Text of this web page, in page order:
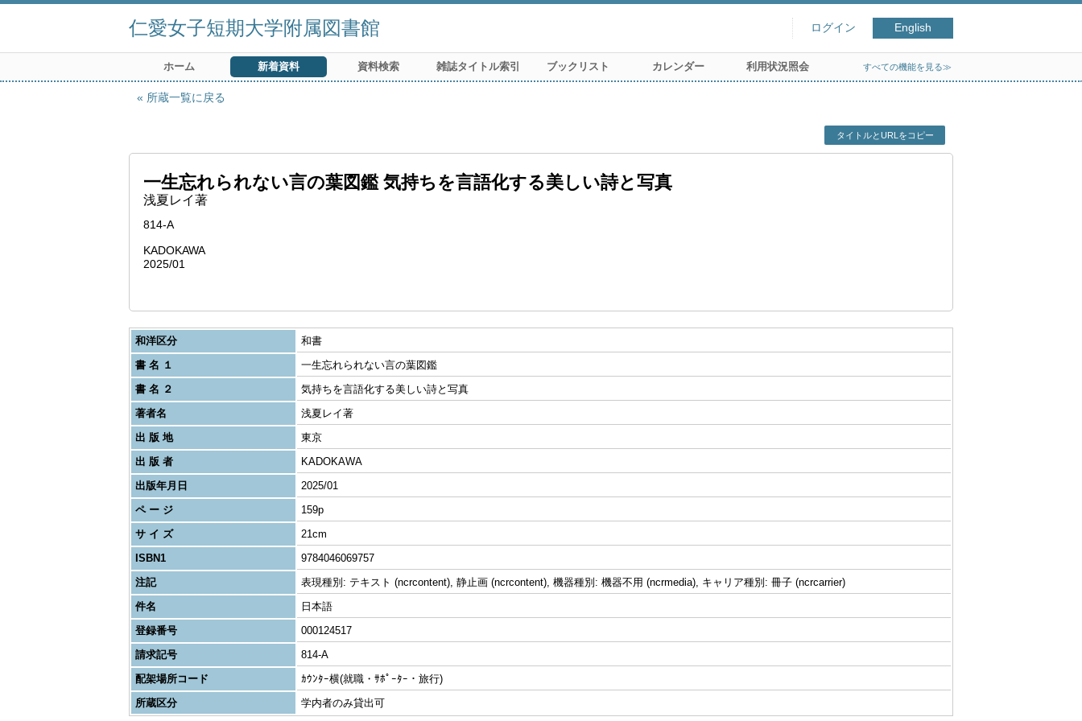
仁愛女子短期大学附属図書館 ログイン English
ホーム 新着資料 資料検索 雑誌タイトル索引 ブックリスト カレンダー 利用状況照会 すべての機能を見る≫
所蔵一覧に戻る
タイトルとURLをコピー
一生忘れられない言の葉図鑑 気持ちを言語化する美しい詩と写真
浅夏レイ著
814-A
KADOKAWA
2025/01
和洋区分
和書
書 名 １
一生忘れられない言の葉図鑑
書 名 ２
気持ちを言語化する美しい詩と写真
著者名
浅夏レイ著
出 版 地
東京
出 版 者
KADOKAWA
出版年月日
2025/01
ペ ー ジ
159p
サ イ ズ
21cm
ISBN1
9784046069757
注記
表現種別: テキスト (ncrcontent), 静止画 (ncrcontent), 機器種別: 機器不用 (ncrmedia), キャリア種別: 冊子 (ncrcarrier)
件名
日本語
登録番号
000124517
請求記号
814-A
配架場所コード
ｶｳﾝﾀｰ横(就職・ｻﾎﾟｰﾀｰ・旅行)
所蔵区分
学内者のみ貸出可